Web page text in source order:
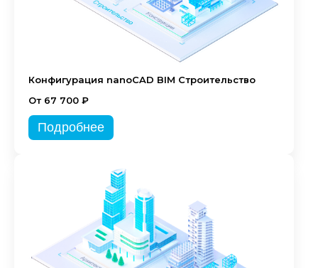
Конфигурация nanoCAD BIM Строительство
От 67 700 ₽
Подробнее